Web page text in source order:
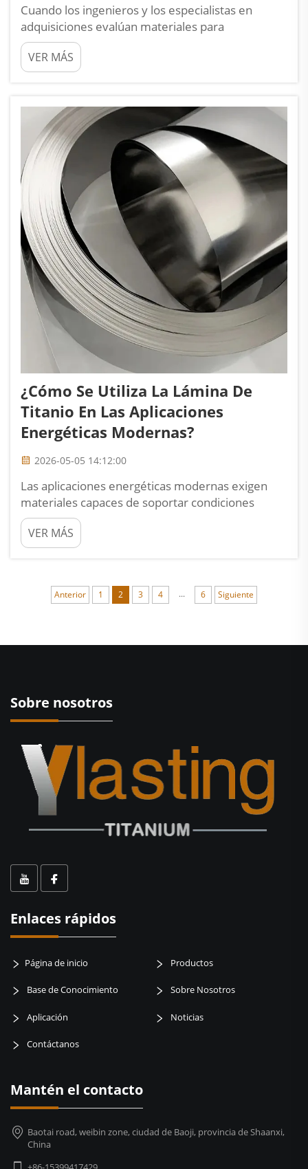
Cuando los ingenieros y los especialistas en
adquisiciones evalúan materiales para
aplicaciones estructurales e industriales
exigentes, la chapa de titanio de 10 mm se sitúa
sistemáticamente en la parte superior de la lista
entre un peso manejable...
VER MÁS
¿Cómo Se Utiliza La Lámina De
Titanio En Las Aplicaciones
Energéticas Modernas?
2026-05-05 14:12:00
Las aplicaciones energéticas modernas exigen
materiales capaces de soportar condiciones
operativas extremas, al tiempo que ofrecen un
rendimiento constante durante décadas de vida
útil. La lámina de titanio ha surgido como un
energéticos de próxima generación...
VER MÁS
Anterior 1 2 3 4 ... 6 Siguiente
Sobre nosotros
Enlaces rápidos
Página de inicio Productos
Base de Conocimiento Sobre Nosotros
Aplicación Noticias
Contáctanos
Mantén el contacto
Baotai road, weibin zone, ciudad de Baoji, provincia de Shaanxi,
China